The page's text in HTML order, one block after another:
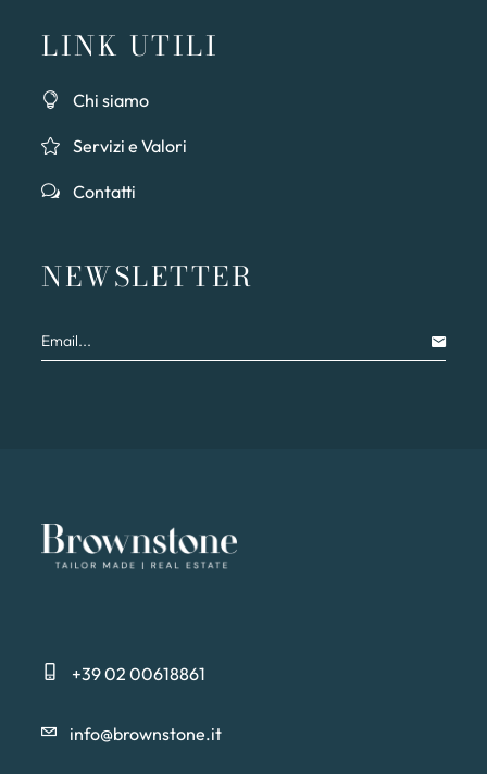
LINK UTILI
Chi siamo
Servizi e Valori
Contatti
NEWSLETTER
+39 02 00618861
info@brownstone.it